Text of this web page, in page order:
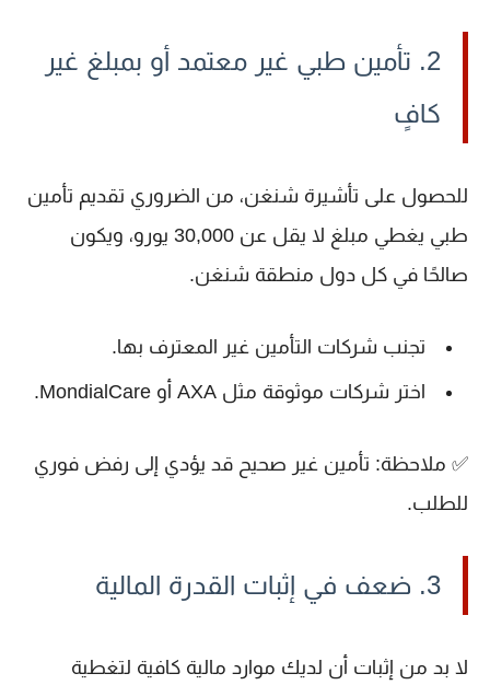
2. تأمين طبي غير معتمد أو بمبلغ غير
كافٍ
للحصول على تأشيرة شنغن، من الضروري تقديم تأمين
طبي يغطي مبلغ لا يقل عن 30,000 يورو
، ويكون
صالحًا في كل دول منطقة شنغن.
تجنب شركات التأمين غير المعترف بها.
اختر شركات موثوقة مثل AXA أو MondialCare
.
✅ ملاحظة: تأمين غير صحيح قد يؤدي إلى رفض فوري
للطلب.
3. ضعف في إثبات القدرة المالية
لا بد من إثبات أن لديك موارد مالية كافية لتغطية